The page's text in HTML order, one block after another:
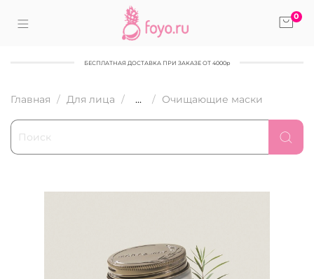
0
БЕСПЛАТНАЯ ДОСТАВКА ПРИ ЗАКАЗЕ ОТ 4000р
Главная Для лица ... Очищающие маски